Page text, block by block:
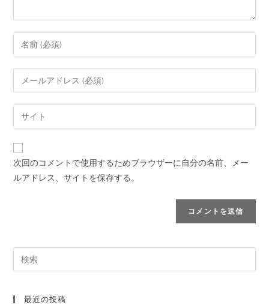
次回のコメントで使用するためブラウザーに自分の名前、メー
ルアドレス、サイトを保存する。
最近の投稿